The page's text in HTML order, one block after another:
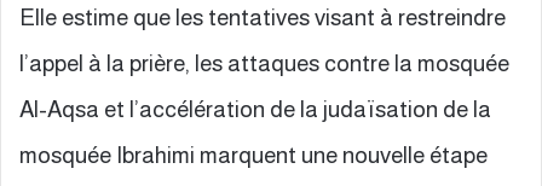
Elle estime que les tentatives visant à restreindre
l’appel à la prière, les attaques contre la mosquée
Al-Aqsa et l’accélération de la judaïsation de la
mosquée Ibrahimi marquent une nouvelle étape